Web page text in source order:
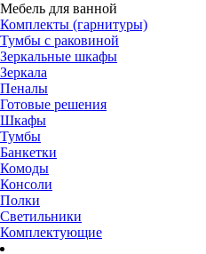
Мебель для ванной
Комплекты (гарнитуры)
Тумбы с раковиной
Зеркальные шкафы
Зеркала
Пеналы
Готовые решения
Шкафы
Тумбы
Банкетки
Комоды
Консоли
Полки
Светильники
Комплектующие